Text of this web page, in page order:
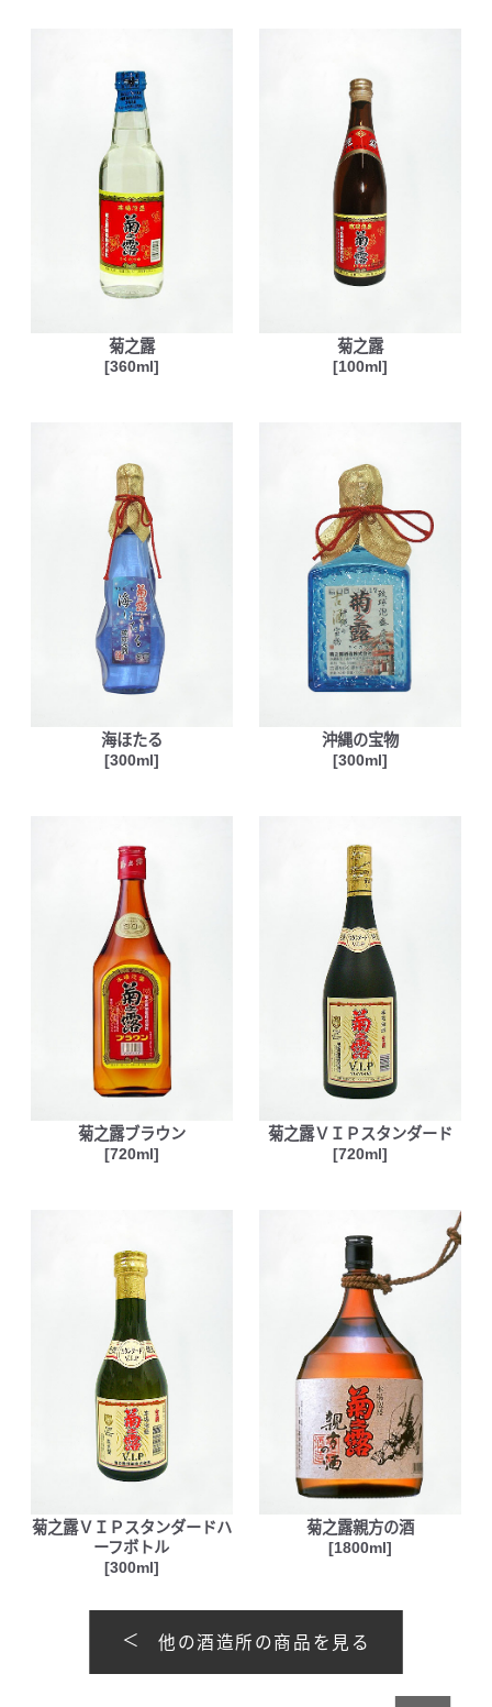
菊之露
[360ml]
菊之露
[100ml]
海ほたる
[300ml]
沖縄の宝物
[300ml]
菊之露ブラウン
[720ml]
菊之露ＶＩＰスタンダード
[720ml]
菊之露ＶＩＰスタンダードハ
ーフボトル
[300ml]
菊之露親方の酒
[1800ml]
他の酒造所の商品を見る